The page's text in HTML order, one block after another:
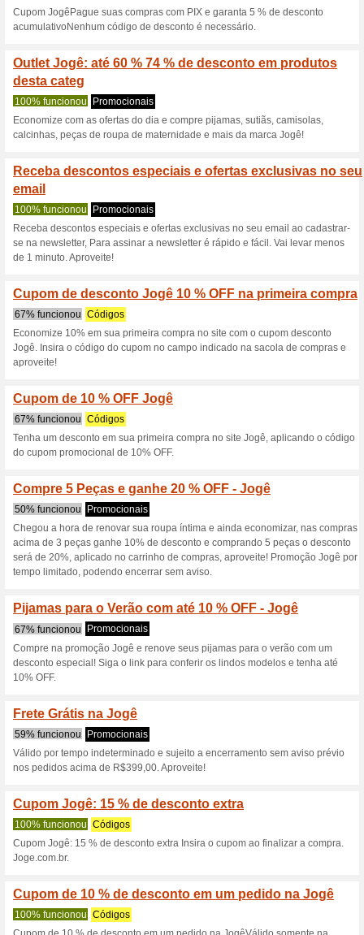
Descontos e
R$50 OFF Primeira
100% funcionou
Aproveite um desconto
Simplesmente faça uso do
Navegue até ao nosso site
incríveis e opções de
Cupom Jogê:
100% funcionou
Códigos
Use o cupom Jogê de boas
Copie e cole o código no
Aproveite o
do Outlet
100% funcionou
Aproveite o desconto Jogê
código de desconto é